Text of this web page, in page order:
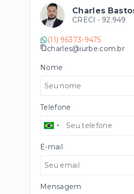
Charles
CRECI - 92.949
(11) 96373-9475
charles@iurbe.com.br
Nome
Telefone
E-mail
Mensagem